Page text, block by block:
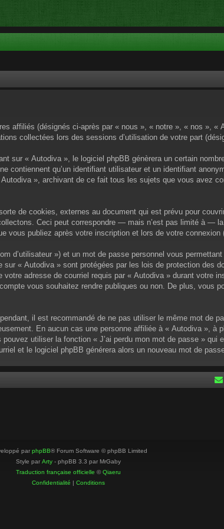
affiliés (désignés ci-après par « nous », « notre », « nos », «
collectées lors des sessions d’utilisation de votre part
sur « Autodiva », le logiciel phpBB génèrera un certain
contiennent qu’un identifiant utilisateur et un identifiant
», archivant de ce fait tous les sujets que vous avez
de cookies, externes au document qui est prévu pour
Ceci peut correspondre — mais n’est pas limité à —
vous publiez après votre inscription et lors de votre
d’utilisateur ») et un mot de passe personnel vous
« Autodiva » sont protégées par les lois de protection des
adresse de courriel requis par « Autodiva » durant votre
vous souhaitez rendre publiques ou non. De plus, vous
il est recommandé de ne pas utiliser le même mot de
En aucun cas une personne affiliée à « Autodiva », à
utiliser la fonction « J’ai perdu mon mot de passe » qui
et le logiciel phpBB générera alors un nouveau mot de
par phpBB® Forum Software © phpBB Limited
Style par Arty - phpBB 3.3 par MrGaby
Traduction française officielle ©Qiaeru
Confidentialité | Conditions